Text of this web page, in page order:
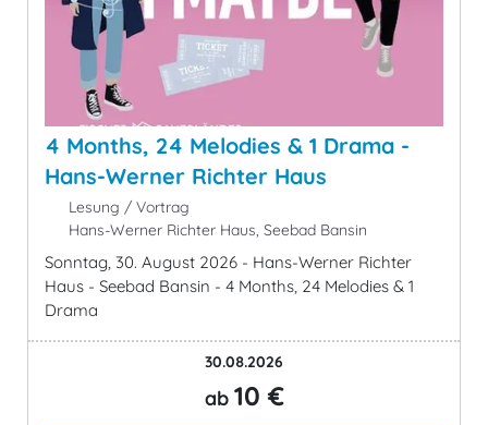
4 Months, 24 Melodies & 1 Drama -
Hans-Werner Richter Haus
Lesung / Vortrag
Hans-Werner Richter Haus, Seebad Bansin
Sonntag, 30. August 2026 - Hans-Werner Richter
Haus - Seebad Bansin - 4 Months, 24 Melodies & 1
Drama
30.08.2026
ab 10 €